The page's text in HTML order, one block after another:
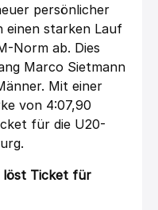
persönlicher
einen starken Lauf
Norm ab. Dies
Marco Sietmann
Mit einer
von 4:07,90
für die U20-
löst Ticket für